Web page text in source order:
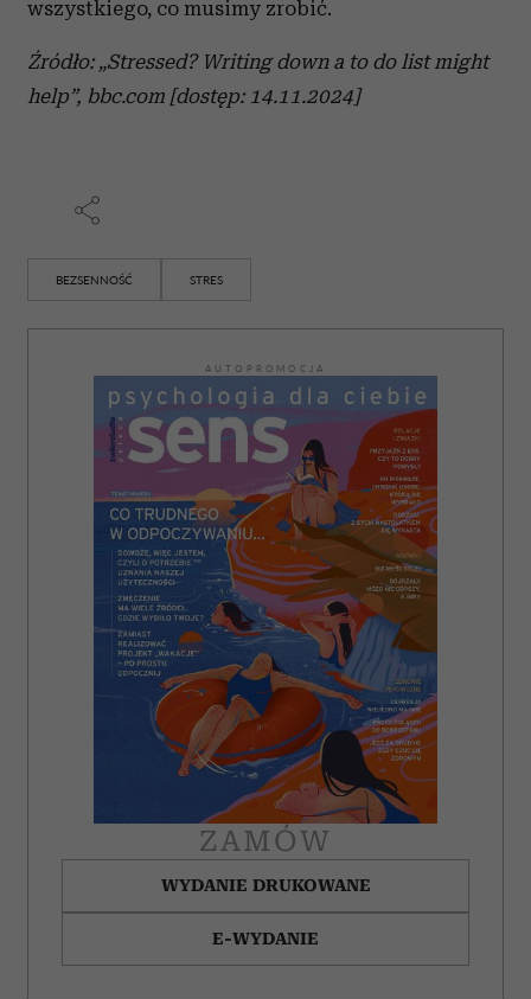
wszystkiego, co musimy zrobić.
Źródło: „Stressed? Writing down a to do list might
help”, bbc.com [dostęp: 14.11.2024]
BEZSENNOŚĆ STRES
AUTOPROMOCJA
ZAMÓW
WYDANIE DRUKOWANE
E-WYDANIE